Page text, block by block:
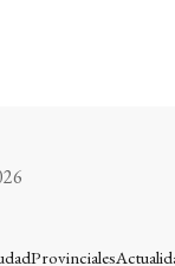
Provinciales